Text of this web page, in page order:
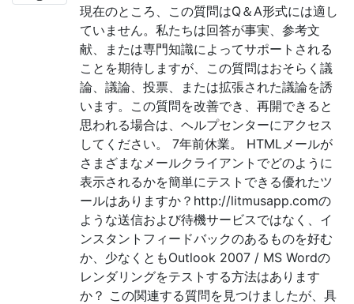
現在のところ、この質問はQ＆A形式には適し
ていません。私たちは回答が事実、参考文
献、または専門知識によってサポートされる
ことを期待しますが、この質問はおそらく議
論、議論、投票、または拡張された議論を誘
います。この質問を改善でき、再開できると
思われる場合は、ヘルプセンターにアクセス
してください。 7年前休業。 HTMLメールが
さまざまなメールクライアントでどのように
表示されるかを簡単にテストできる優れたツ
ールはありますか？http://litmusapp.comの
ような送信および待機サービスではなく、イ
ンスタントフィードバックのあるものを好む
か、少なくともOutlook 2007 / MS Wordの
レンダリングをテストする方法はあります
か？ この関連する質問を見つけましたが、具